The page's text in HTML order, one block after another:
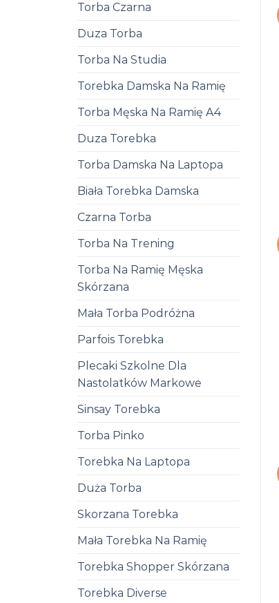
Torba Czarna
Duza Torba
Torba Na Studia
Torebka Damska Na Ramię
Torba Męska Na Ramię A4
Duza Torebka
Torba Damska Na Laptopa
Biała Torebka Damska
Czarna Torba
Torba Na Trening
Torba Na Ramię Męska
Skórzana
Mała Torba Podróżna
Parfois Torebka
Plecaki Szkolne Dla
Nastolatków Markowe
Sinsay Torebka
Torba Pinko
Torebka Na Laptopa
Duża Torba
Skorzana Torebka
Mała Torebka Na Ramię
Torebka Shopper Skórzana
Torebka Diverse